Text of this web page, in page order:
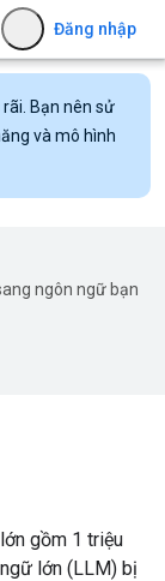
Đăng nhập
Bạn nên sử
và mô hình
ngôn ngữ bạn
gồm 1 triệu
lớn (LLM) bị